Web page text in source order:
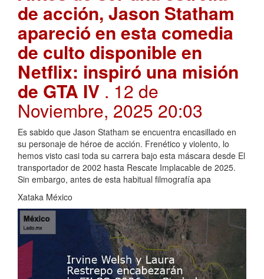
de acción, Jason Statham
apareció en esta comedia
de culto disponible en
Netflix: inspiró una misión
de GTA IV . 12 de
Noviembre, 2025 20:03
Es sabido que Jason Statham se encuentra encasillado en
su personaje de héroe de acción. Frenético y violento, lo
hemos visto casi toda su carrera bajo esta máscara desde El
transportador de 2002 hasta Rescate Implacable de 2025.
Sin embargo, antes de esta habitual filmografía apa
Xataka México